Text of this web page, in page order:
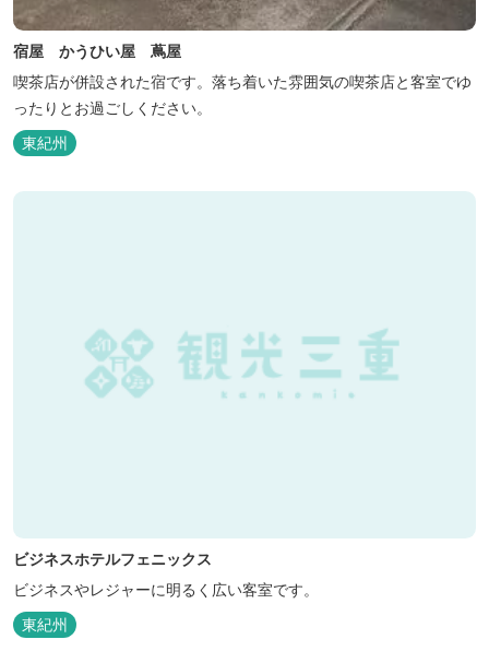
宿屋 かうひい屋 蔦屋
喫茶店が併設された宿です。落ち着いた雰囲気の喫茶店と客室でゆ
ったりとお過ごしください。
東紀州
ビジネスホテルフェニックス
ビジネスやレジャーに明るく広い客室です。
東紀州